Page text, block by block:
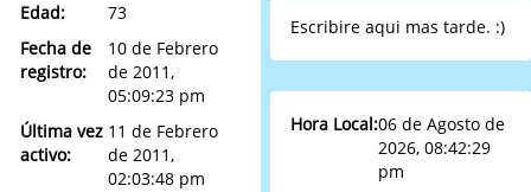
Edad:
73
Fecha de
registro:
10 de Febrero
de 2011,
05:09:23 pm
Última vez
activo:
11 de Febrero
de 2011,
02:03:48 pm
Escribire aqui mas tarde. :)
Hora Local:06 de Agosto de
2026, 08:42:29
pm